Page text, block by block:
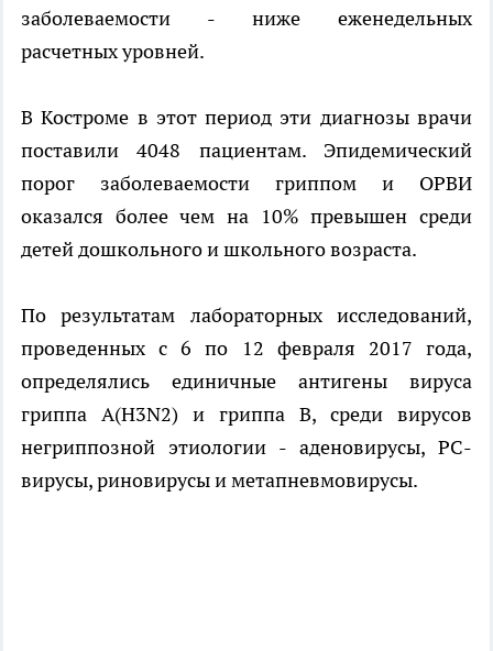
заболеваемости - ниже еженедельных
расчетных уровней.
В Костроме в этот период эти диагнозы врачи
поставили 4048 пациентам. Эпидемический
порог заболеваемости гриппом и ОРВИ
оказался более чем на 10% превышен среди
детей дошкольного и школьного возраста.
По результатам лабораторных исследований,
проведенных с 6 по 12 февраля 2017 года,
определялись единичные антигены вируса
гриппа A(H3N2) и гриппа В, среди вирусов
негриппозной этиологии - аденовирусы, РС-
вирусы, риновирусы и метапневмовирусы.